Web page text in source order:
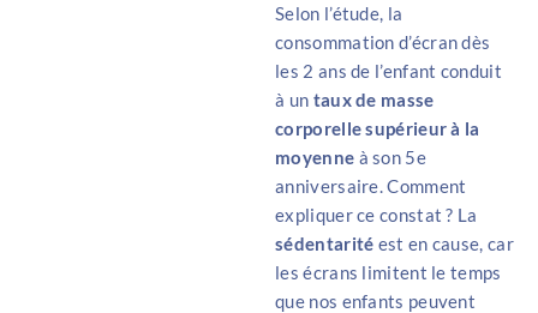
Selon l’étude, la
consommation d’écran dès
les 2 ans de l’enfant conduit
à un taux de masse
corporelle supérieur à la
moyenne à son 5e
anniversaire. Comment
expliquer ce constat ? La
sédentarité est en cause, car
les écrans limitent le temps
que nos enfants peuvent